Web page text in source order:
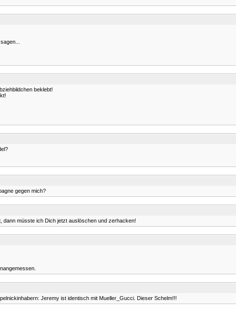
beklebt!
gegen mich?
müsste ich Dich jetzt auslöschen und zerhacken!
Jeremy ist identisch mit Mueller_Gucci. Dieser Schelm!!!